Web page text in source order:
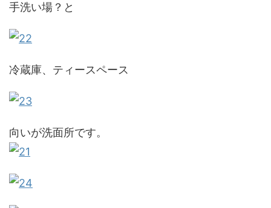
手洗い場？と
冷蔵庫、ティースペース
向いが洗面所です。